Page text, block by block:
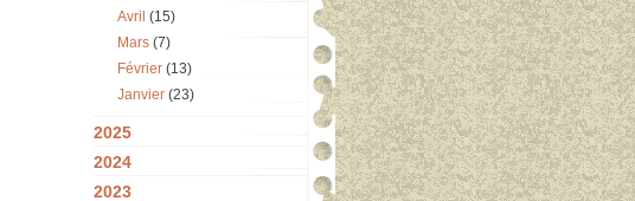
Avril (15)
Mars (7)
Février (13)
Janvier (23)
2025
2024
2023